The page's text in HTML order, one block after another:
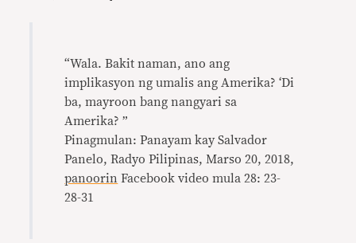
“Wala. Bakit naman, ano ang
implikasyon ng umalis ang Amerika? ‘Di
ba, mayroon bang nangyari sa
Amerika? ”
Pinagmulan: Panayam kay Salvador
Panelo, Radyo Pilipinas, Marso 20, 2018,
panoorin Facebook video mula 28: 23-
28-31